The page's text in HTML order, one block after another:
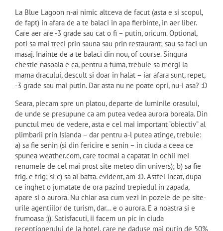
La Blue Lagoon n-ai nimic altceva de facut (asta e si scopul,
de fapt) in afara de a te balaci in apa fierbinte, in aer liber.
Care aer are -3 grade sau cat o fi – putin, oricum. Optional,
poti sa mai treci prin sauna sau prin restaurant; sau sa faci un
masaj. Inainte de a te balaci din nou, of course. Singura
chestie nasoala e ca, pentru a fuma, trebuie sa mergi la
mama dracului, descult si doar in halat – iar afara sunt, repet,
-3 grade sau mai putin. Dar asta nu ne poate opri, nu-i asa? :D
Seara, plecam spre un platou, departe de luminile orasului,
de unde se presupune ca am putea vedea aurora boreala. Din
punctul meu de vedere, asta e cel mai important “obiectiv” al
plimbarii prin Islanda – dar pentru a-l putea atinge, trebuie:
a) sa fie senin (si din fericire e senin – in ciuda a ceea ce
spunea weather.com, care tocmai a capatat in ochii mei
renumele de cel mai prost site meteo din univers); b) sa fie
frig. e frig; si c) sa ai bafta. evident, am :D. Astfel incat, dupa
ce inghet o jumatate de ora pazind trepiedul in zapada,
apare si o aurora. Nu chiar asa cum vezi in pozele de pe site-
urile agentiilor de turism, dar… e o aurora. E a noastra si e
frumoasa :)). Satisfacuti, ii facem un pic in ciuda
receptionerului de la hotel, care ne daduse mai putin de 50%